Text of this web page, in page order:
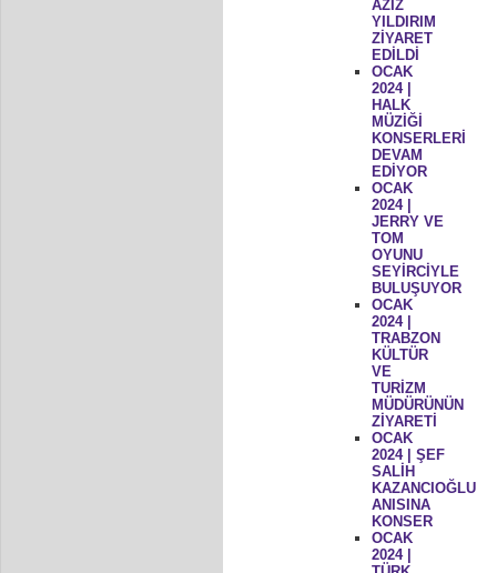
AZİZ
YILDIRIM
ZİYARET
EDİLDİ
OCAK
2024 |
HALK
MÜZİĞİ
KONSERLERİ
DEVAM
EDİYOR
OCAK
2024 |
JERRY VE
TOM
OYUNU
SEYİRCİYLE
BULUŞUYOR
OCAK
2024 |
TRABZON
KÜLTÜR
VE
TURİZM
MÜDÜRÜNÜN
ZİYARETİ
OCAK
2024 | ŞEF
SALİH
KAZANCIOĞLU
ANISINA
KONSER
OCAK
2024 |